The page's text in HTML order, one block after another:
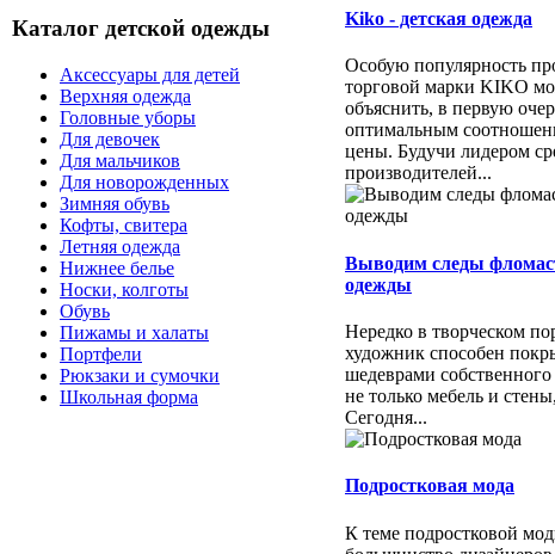
Каталог детской одежды
Аксессуары для детей
Верхняя одежда
Головные уборы
Для девочек
Для мальчиков
Для новорожденных
Зимняя обувь
Кофты, свитера
Летняя одежда
Нижнее белье
Носки, колготы
Обувь
Пижамы и халаты
Портфели
Рюкзаки и сумочки
Школьная форма
Kiko - детская одежда
Особую популярность
торговой марки KIKO
объяснить, в первую
оптимальным
цены. Будучи лидером
производителей...
Выводим следы
одежды
Нередко в творческом
художник способен
шедеврами собственного
не только мебель и
Сегодня...
Подростковая мода
К теме подростковой